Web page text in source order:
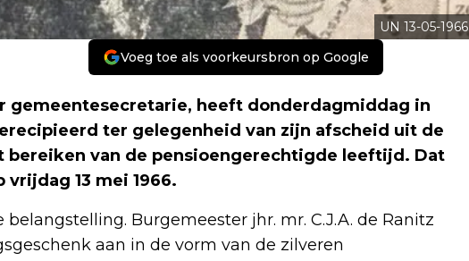
UN 13-05-1966
Voeg toe als voorkeursbron op Google
gemeentesecretarie, heeft donderdagmiddag in
ter gelegenheid van zijn afscheid uit de
van de pensioengerechtigde leeftijd. Dat
vrijdag 13 mei 1966.
Burgemeester jhr. mr. C.J.A. de Ranitz
aan in de vorm van de zilveren